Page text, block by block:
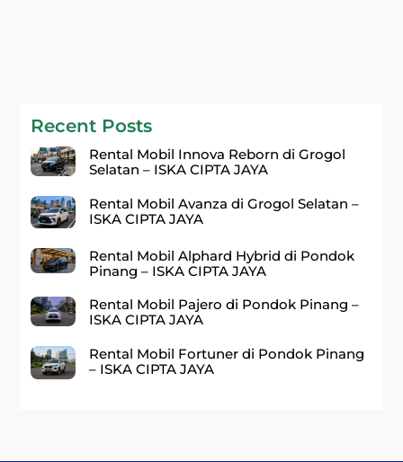
Recent Posts
Rental Mobil Innova Reborn di Grogol
Selatan – ISKA CIPTA JAYA
Rental Mobil Avanza di Grogol Selatan –
ISKA CIPTA JAYA
Rental Mobil Alphard Hybrid di Pondok
Pinang – ISKA CIPTA JAYA
Rental Mobil Pajero di Pondok Pinang –
ISKA CIPTA JAYA
Rental Mobil Fortuner di Pondok Pinang
– ISKA CIPTA JAYA